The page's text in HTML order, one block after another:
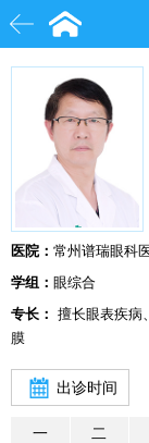
白内障
院士
医院： 常州谱瑞眼科
学组： 眼综合
专长： 擅长眼表疾病
膜
出诊时间
一 二